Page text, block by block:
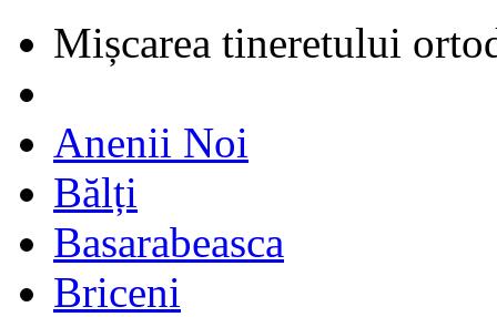
Mișcarea tineretului
Anenii Noi
Bălți
Basarabeasca
Briceni